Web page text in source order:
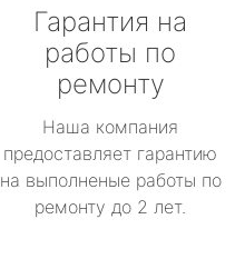
Гарантия на
работы по
ремонту
Наша компания
предоставляет гарантию
на выполненые работы по
ремонту до 2 лет.